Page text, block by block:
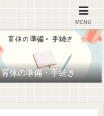
育休の準備・手続き
MENU